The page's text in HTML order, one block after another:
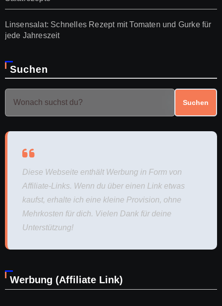
Linsensalat: Schnelles Rezept mit Tomaten und Gurke für
jede Jahreszeit
Suchen
Suchen
Diese Webseite enthält Werbung in Form von
Affiliate-Links. Wenn du über einen Link etwas
kaufst, erhalte ich eine kleine Provision, ohne
Mehrkosten für dich. Vielen Dank für deine
Unterstützung!
Werbung (Affiliate Link)